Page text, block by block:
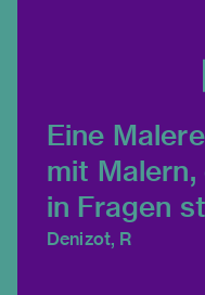
Eine
mit
in Fragen
Denizot, R